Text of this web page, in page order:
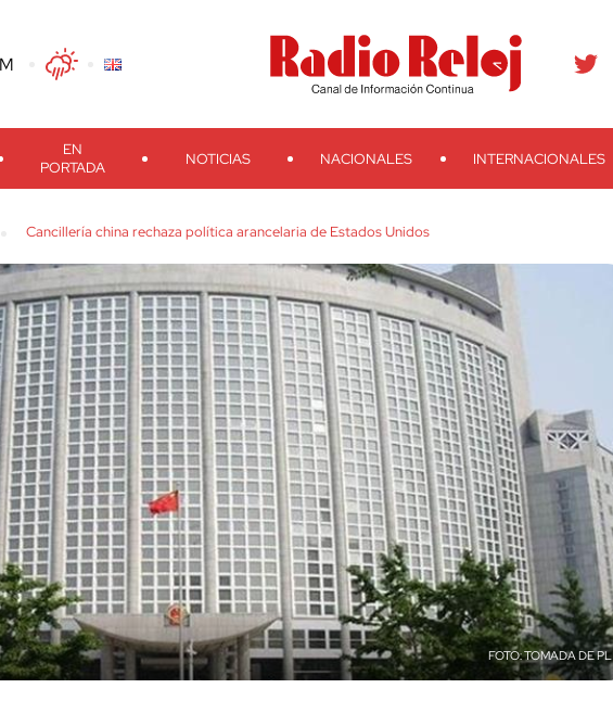
TwitterFacebook
Threads
Instagram TelegramTeveo Ivoox RSS Search
EN
PORTADA
NOTICIAS NACIONALES INTERNACIONALES
Cancillería china rechaza política arancelaria de Estados Unidos
TOMADA DE PL